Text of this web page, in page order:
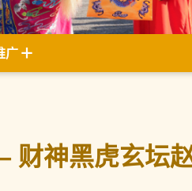
广
神黑虎玄坛